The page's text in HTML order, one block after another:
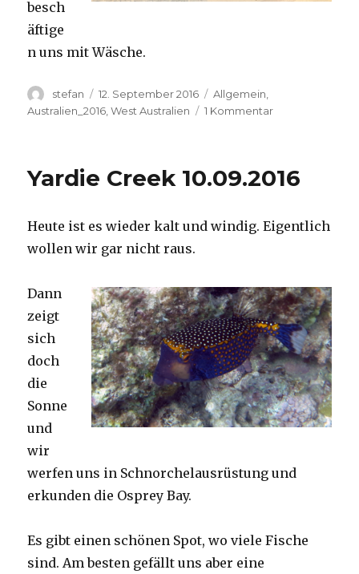
besch
äftige
n uns mit Wäsche.
Autor
stefan
Veröffentlicht
am
12. September 2016 Kategorien
Allgemein
Australien_2016 ,West Australien 1 Kommentarzu
Yardie Creek 10.09.2016
Heute ist es wieder kalt und windig. Eigentlich
wollen wir gar nicht raus.
Dann
zeigt
sich
doch
die
Sonne
und
wir
werfen uns in Schnorchelausrüstung und
erkunden die Osprey Bay.
Es gibt einen schönen Spot, wo viele Fische
sind. Am besten gefällt uns aber eine